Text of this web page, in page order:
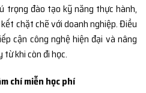
trọng đào tạo kỹ năng thực hành,
chặt chẽ với doanh nghiệp. Điều
cận công nghệ hiện đại và nâng
từ khi còn đi học.
chí miễn học phí